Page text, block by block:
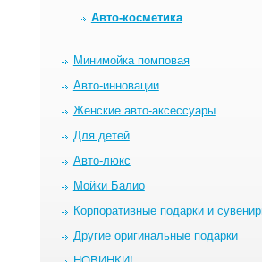
Авто-косметика
Минимойка помповая
Авто-инновации
Женские авто-аксессуары
Для детей
Авто-люкс
Мойки Балио
Корпоративные подарки и
Другие оригинальные подарки